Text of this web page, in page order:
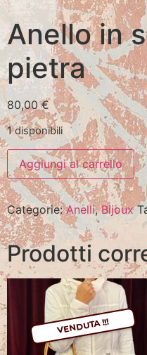
Anello in
pietra
80,00€
1 disponibili
Aggiungi al carrello
Categorie:Anelli,Bijoux
Prodotti
VENDUTA !!!